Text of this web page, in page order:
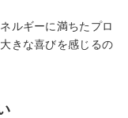
ルギーに満ちたプロ
きな喜びを感じるの